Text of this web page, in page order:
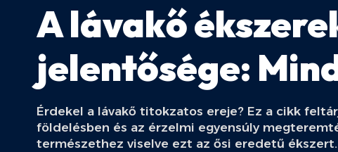
A lávakő
jelentősége:
Érdekel a lávakő titokzatos ereje? Ez a cikk
földelésben és az érzelmi egyensúly
természethez viselve ezt az ősi eredetű ékszert.